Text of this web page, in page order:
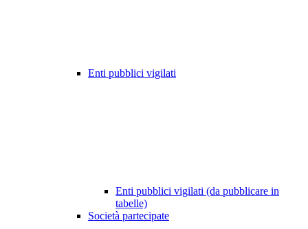
Enti pubblici vigilati
Enti pubblici vigilati (da pubblicare in
tabelle)
Società partecipate